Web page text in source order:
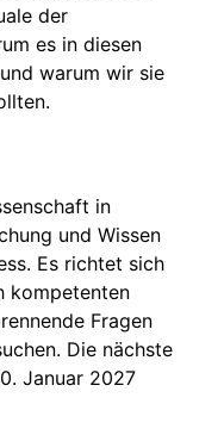
der
es in diesen
warum wir sie
in
und Wissen
Es richtet sich
kompetenten
Fragen
Die nächste
Januar 2027